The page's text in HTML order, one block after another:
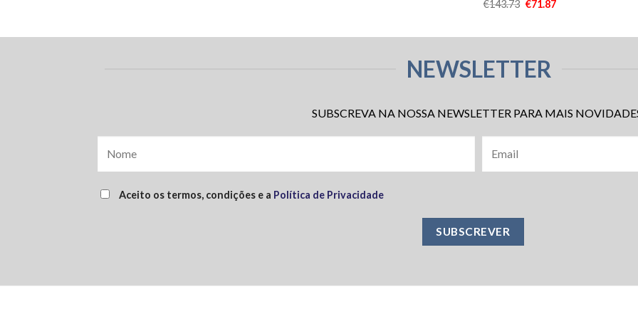
€143.73 €71.87
NEWSLETTER
SUBSCREVA NA NOSSA NEWSLETTER PARA MAIS
Aceito os termos, condições e a Política de Privacidade